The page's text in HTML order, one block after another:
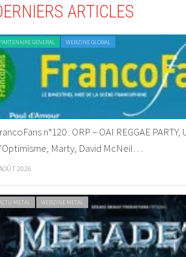
ARTICLES
GENERAL WEBZINE GLOBAL
n°120 : ORP – OAI REGGAE
Marty, David McNeil…
2026
METAL WEBZINE METAL